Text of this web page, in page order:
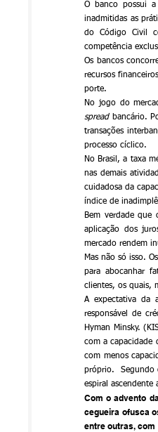
O banco possui
inadmitidas as
do Código Civil
competência
Os bancos
recursos
porte.
spread bancário.
transações
processo cíclico.
No Brasil, a taxa
nas demais
cuidadosa da
índice de
Bem verdade
aplicação dos
mercado rendem
Mas não só isso.
para abocanhar
clientes, os quais,
A expectativa da
responsável de
Hyman Minsky.
com a capacidade
com menos
próprio.  Segundo
espiral
Com o advento
cegueira ofusca
entre outras, com